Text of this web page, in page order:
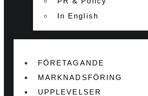
In English
FÖRETAGANDE
MARKNADSFÖRING
UPPLEVELSER